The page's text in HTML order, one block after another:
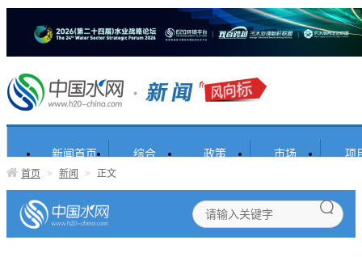
新闻首页 综合 政策 市场 项
首页 > 新闻 > 正文